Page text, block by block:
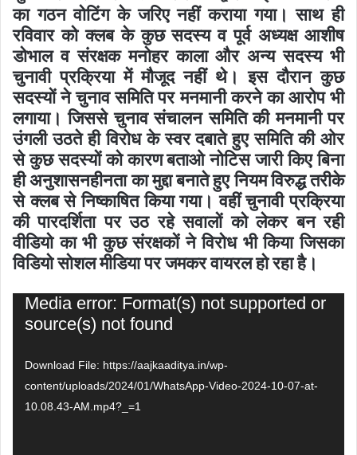
का गठन वोटिंग के जरिए नहीं कराया गया। साथ ही
रविवार को क्लब के कुछ सदस्य व पूर्व अध्यक्ष आशीष
डोभाल व संरक्षक मनोहर काला और अन्य सदस्य भी
चुनावी प्रक्रिया में मौजूद नहीं थे। इस दौरान कुछ
सदस्यों ने चुनाव समिति पर मनमानी करने का आरोप भी
लगाया। जिससे चुनाव संचालन समिति की मनमानी पर
उंगली उठते ही विरोध के स्वर दबाते हुए समिति की ओर
से कुछ सदस्यों को कारण बताओ नोटिस जारी किए बिना
ही अनुशासनहीनता का मुद्दा बनाते हुए नियम विरुद्ध तरीके
से क्लब से निष्काषित किया गया। वहीं चुनावी प्रक्रिया
की पारदर्शिता पर उठ रहे सवालों को लेकर बन रही
वीडियो का भी कुछ संरक्षकों ने विरोध भी किया जिसका
विडियो सोशल मीडिया पर जमकर वायरल हो रहा है।
Video
Player
Media error: Format(s) not supported or
source(s) not found
Download File: https://aajkaaditya.in/wp-
content/uploads/2024/01/WhatsApp-Video-2024-10-07-at-
10.08.43-AM.mp4?_=1